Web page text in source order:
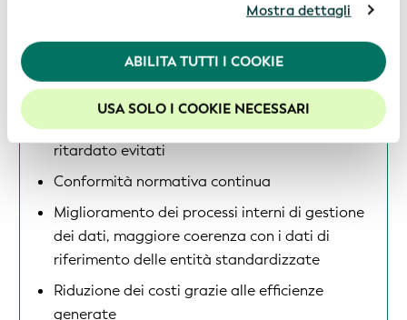
informazioni, siete pregati di consultare la nostra
Politica in materia di privacy.
Per usufruire della migliore esperienza sul nostro sito
web, consigliamo di lasciare i cookie abilitati.
Mostra dettagli
ABILITA TUTTI I COOKIE
USA SOLO I COOKIE NECESSARI
Tempi di onboarding ridotti per i clienti delle
entità
Rinnovo più efficiente durante il ciclo di
aggiornamento
Potenziali costi contrattuali per l’onboarding
ritardato evitati
Conformità normativa continua
Miglioramento dei processi interni di gestione
dei dati, maggiore coerenza con i dati di
riferimento delle entità standardizzate
Riduzione dei costi grazie alle efficienze
generate